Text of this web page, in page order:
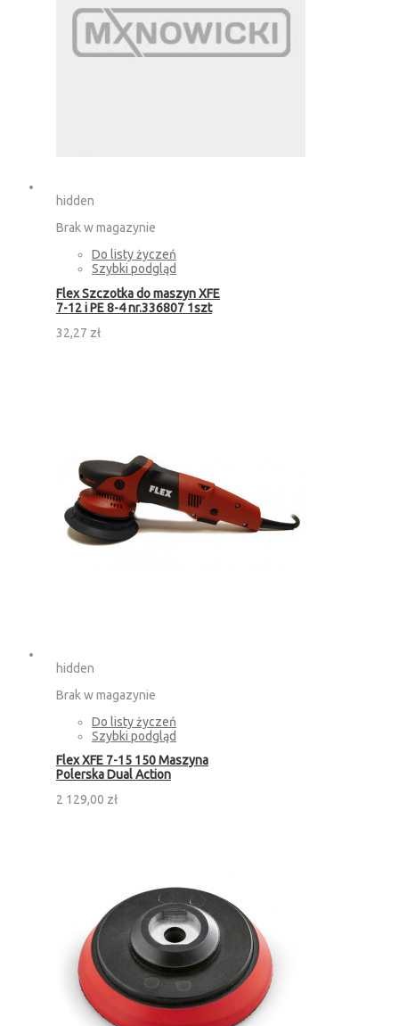
hidden
Brak w magazynie
Do listy życzeń
Szybki podgląd
Flex Szczotka do maszyn XFE
7-12 i PE 8-4 nr.336807 1szt
32,27 zł
hidden
Brak w magazynie
Do listy życzeń
Szybki podgląd
Flex XFE 7-15 150 Maszyna
Polerska Dual Action
2 129,00 zł